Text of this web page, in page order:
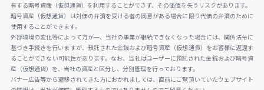
有する暗号資産（仮想通貨）を利用することができず、その価値を失うリスクがあります。
暗号資産（仮想通貨）は対価の弁済を受ける者の同意がある場合に限り代価の弁済のために
使用することができます。
外部環境の変化等によって万が一、当社の事業が継続できなくなった場合には、関係法令に
基づき手続きを行いますが、預託された金銭および暗号資産（仮想通貨）をお客様に返還す
ることができない可能性があります。なお、当社はユーザーに預託された金銭および暗号資
産（仮想通貨）を、当社の資産と区分し、分別管理を行っております。
バナー広告等から遷移されてきた方におかれましては、直前にご覧頂いていたウェブサイト